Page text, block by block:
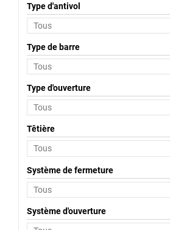
Type d'antivol
Type de barre
Type d'ouverture
Têtière
Système de fermeture
Système d'ouverture